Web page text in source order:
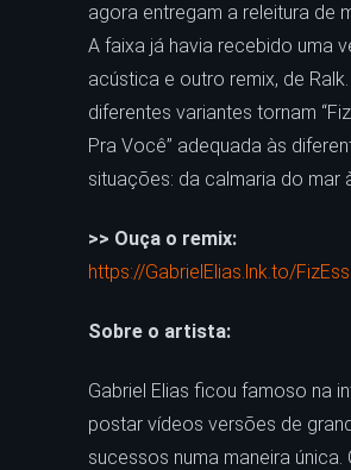
agora entregam a releitura de
A faixa já havia recebido uma
acústica e outro remix, de
diferentes variantes tornam
Pra Você” adequada às
situações: da calmaria do mar
>> Ouça o remix:
https://GabrielElias.lnk.to/
Sobre o artista:
Gabriel Elias ficou famoso na
postar vídeos versões de
sucessos numa maneira única.